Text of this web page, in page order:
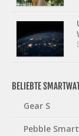
BELIEBTE
Gear S
Pebble